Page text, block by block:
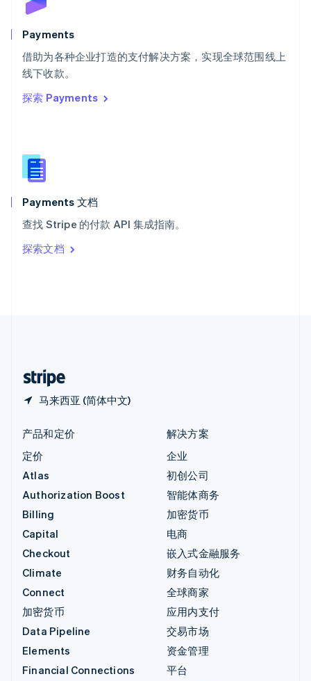
Payments
借助为各种企业打造的支付解决方案，实现全球范围线上
线下收款。
探索 Payments
Payments 文档
查找 Stripe 的付款 API 集成指南。
探索文档
马来西亚 (简体中文)
斯洛文尼亚
泰国
ไทยEnglish
希腊
English
西班牙
新西兰
English
匈牙利
English
ItalianoEnglish
印度
English
产品和定价
定价
Atlas
Authorization Boost
Billing
Capital
Checkout
Climate
Connect
加密货币
Data Pipeline
Elements
Financial Connections
解决方案
企业
初创公司
智能体商务
加密货币
电商
嵌入式金融服务
财务自动化
全球商家
应用内支付
交易市场
资金管理
平台